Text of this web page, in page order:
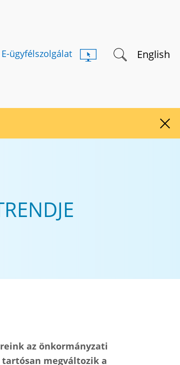
E-ügyfélszolgálat Keresés indítása
English
az önkormányzati
megváltozik a